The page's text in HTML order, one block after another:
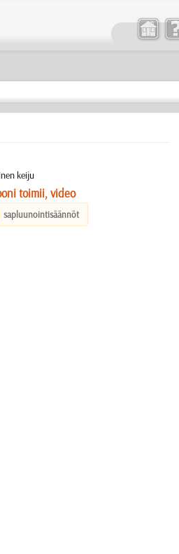
keiju
toimii, video
sapluunointisäännöt